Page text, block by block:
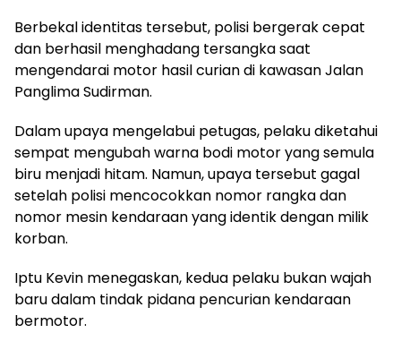
Berbekal identitas tersebut, polisi bergerak cepat
dan berhasil menghadang tersangka saat
mengendarai motor hasil curian di kawasan Jalan
Panglima Sudirman.
Dalam upaya mengelabui petugas, pelaku diketahui
sempat mengubah warna bodi motor yang semula
biru menjadi hitam. Namun, upaya tersebut gagal
setelah polisi mencocokkan nomor rangka dan
nomor mesin kendaraan yang identik dengan milik
korban.
Iptu Kevin menegaskan, kedua pelaku bukan wajah
baru dalam tindak pidana pencurian kendaraan
bermotor.